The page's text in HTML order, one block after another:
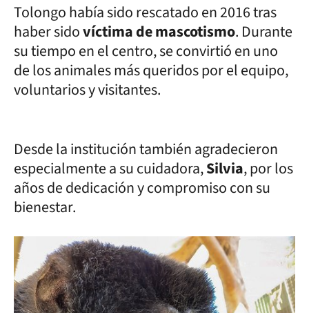
Tolongo había sido rescatado en 2016 tras
haber sidovíctima de mascotismo. Durante
su tiempo en el centro, se convirtió en uno
de los animales más queridos por el equipo,
voluntarios y visitantes.
Desde la institución también agradecieron
especialmente a su cuidadora,Silvia, por los
años de dedicación y compromiso con su
bienestar.